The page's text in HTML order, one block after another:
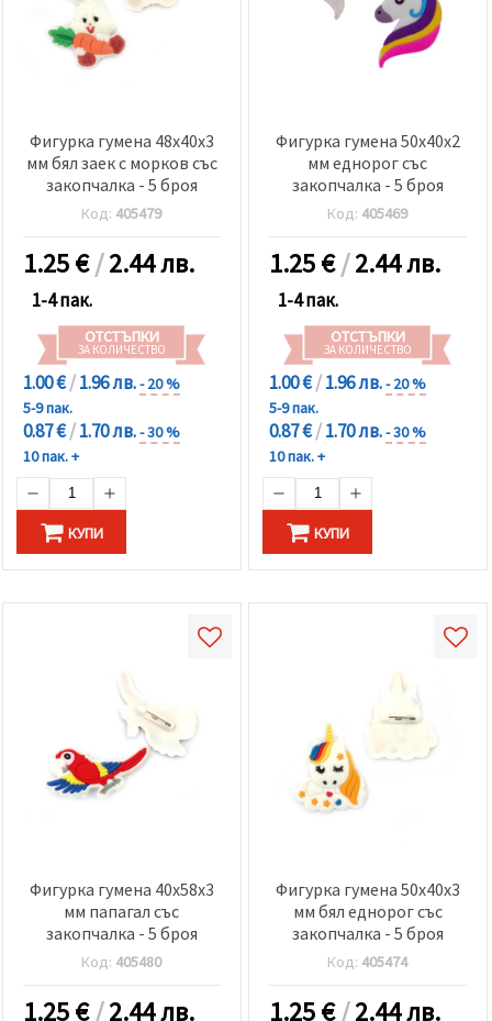
Фигурка гумена 48x40x3
мм бял заек с морков със
закопчалка - 5 броя
Код: 405479
1.25€/2.44 лв.
1-4 пак.
ОТСТЪПКИ
ЗА КОЛИЧЕСТВО
1.00 €/1.96 лв.- 20 %
5-9 пак.
0.87 €/1.70 лв.- 30 %
10 пак. +
КУПИ
Фигурка гумена 50x40x2
мм еднорог със
закопчалка - 5 броя
Код: 405469
1.25€/2.44 лв.
1-4 пак.
ОТСТЪПКИ
ЗА КОЛИЧЕСТВО
1.00 €/1.96 лв.- 20 %
5-9 пак.
0.87 €/1.70 лв.- 30 %
10 пак. +
КУПИ
Фигурка гумена 40x58x3
мм папагал със
закопчалка - 5 броя
Код: 405480
1.25€/2.44 лв.
Фигурка гумена 50x40x3
мм бял еднорог със
закопчалка - 5 броя
Код: 405474
1.25€/2.44 лв.